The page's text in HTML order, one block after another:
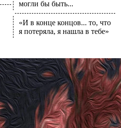
могли бы быть...
«И в конце концов... то, что
я потеряла, я нашла в тебе»